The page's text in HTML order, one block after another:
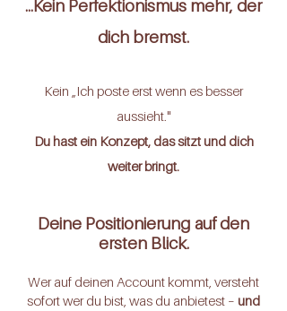
…Kein Perfektionismus mehr, der
dich bremst.
Kein „Ich poste erst wenn es besser
aussieht."
Du hast ein Konzept, das sitzt und dich
weiter bringt.
Deine Positionierung auf den
ersten Blick.
Wer auf deinen Account kommt, versteht
sofort wer du bist, was du anbietest – und